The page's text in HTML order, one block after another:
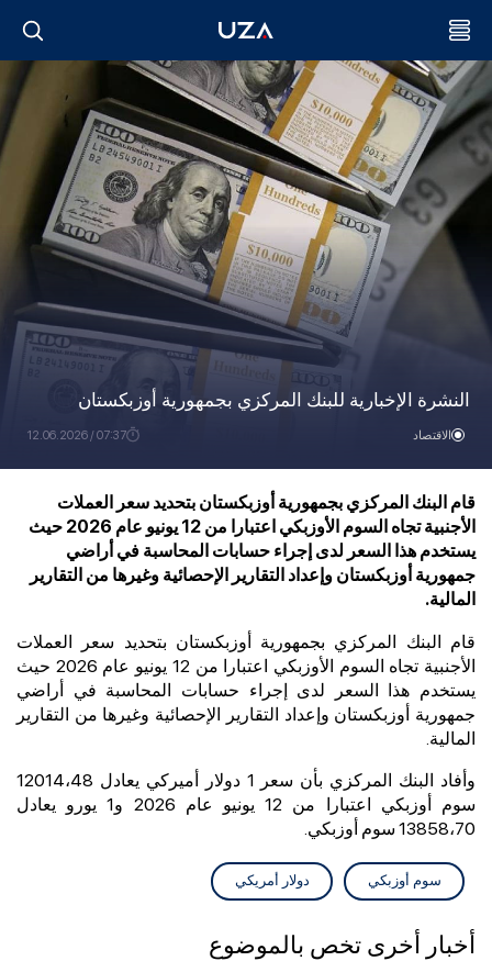
النشرة الإخبارية للبنك المركزي بجمهورية أوزبكستان
الاقتصاد 07:37 / 12.06.2026
قام البنك المركزي بجمهورية أوزبكستان بتحديد سعر العملات
الأجنبية تجاه السوم الأوزبكي اعتبارا من 12 يونيو عام 2026 حيث
يستخدم هذا السعر لدى إجراء حسابات المحاسبة في أراضي
جمهورية أوزبكستان وإعداد التقارير الإحصائية وغيرها من التقارير
المالية.
قام البنك المركزي بجمهورية أوزبكستان بتحديد سعر العملات
الأجنبية تجاه السوم الأوزبكي اعتبارا من 12 يونيو عام 2026 حيث
يستخدم هذا السعر لدى إجراء حسابات المحاسبة في أراضي
جمهورية أوزبكستان وإعداد التقارير الإحصائية وغيرها من التقارير
المالية.
وأفاد البنك المركزي بأن سعر 1 دولار أميركي يعادل 12014،48
سوم أوزبكي اعتبارا من 12 يونيو عام 2026 و1 يورو يعادل
13858،70 سوم أوزبكي.
سوم أوزبكي دولار أمريكي
أخبار أخرى تخص بالموضوع